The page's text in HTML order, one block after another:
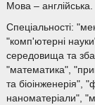
Мова – англійська.
Спеціальності:
"комп'ютерні
середовища та
"математика",
та біоінженерія",
наноматеріали",